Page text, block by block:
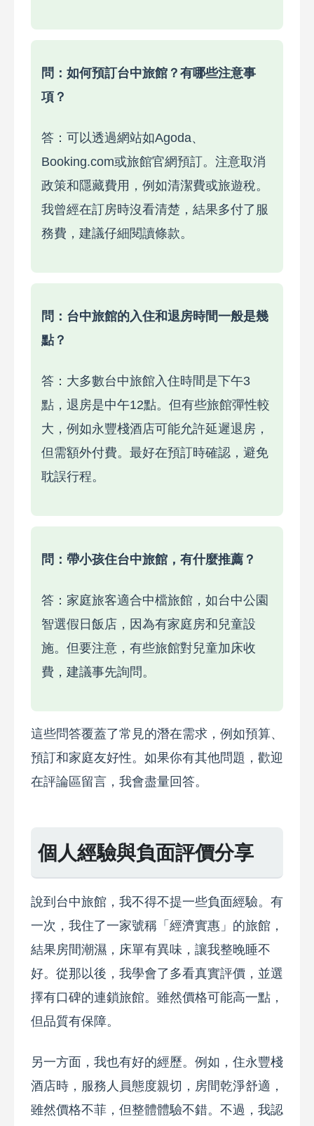
問：如何預訂台中旅館？有哪些注意事
項？
答：可以透過網站如Agoda、
Booking.com或旅館官網預訂。注意取消
政策和隱藏費用，例如清潔費或旅遊稅。
我曾經在訂房時沒看清楚，結果多付了服
務費，建議仔細閱讀條款。
問：台中旅館的入住和退房時間一般是幾
點？
答：大多數台中旅館入住時間是下午3
點，退房是中午12點。但有些旅館彈性較
大，例如永豐棧酒店可能允許延遲退房，
但需額外付費。最好在預訂時確認，避免
耽誤行程。
問：帶小孩住台中旅館，有什麼推薦？
答：家庭旅客適合中檔旅館，如台中公園
智選假日飯店，因為有家庭房和兒童設
施。但要注意，有些旅館對兒童加床收
費，建議事先詢問。
這些問答覆蓋了常見的潛在需求，例如預算、
預訂和家庭友好性。如果你有其他問題，歡迎
在評論區留言，我會盡量回答。
個人經驗與負面評價分享
說到台中旅館，我不得不提一些負面經驗。有
一次，我住了一家號稱「經濟實惠」的旅館，
結果房間潮濕，床單有異味，讓我整晚睡不
好。從那以後，我學會了多看真實評價，並選
擇有口碑的連鎖旅館。雖然價格可能高一點，
但品質有保障。
另一方面，我也有好的經歷。例如，住永豐棧
酒店時，服務人員態度親切，房間乾淨舒適，
雖然價格不菲，但整體體驗不錯。不過，我認